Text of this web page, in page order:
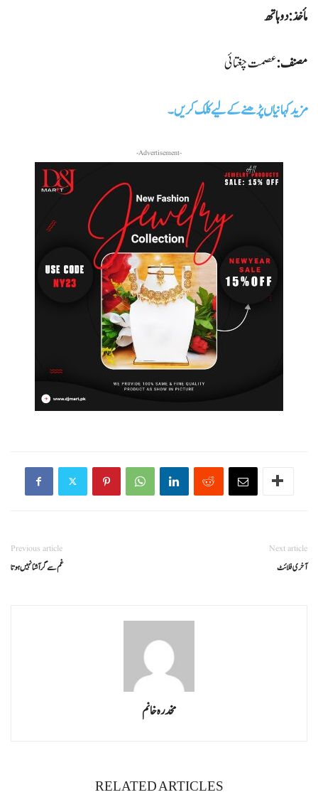
مأخذ : دو ہاتھ
مصنف:عصمت چغتائی
مزید کہانیاں پڑھنے کے لیے کلک کریں۔
-Advertisement-
Previous article
غم سے گر آشنا نہیں ہوتا
Next article
آخری فلائٹ
مخدرہ خانم
RELATED ARTICLES